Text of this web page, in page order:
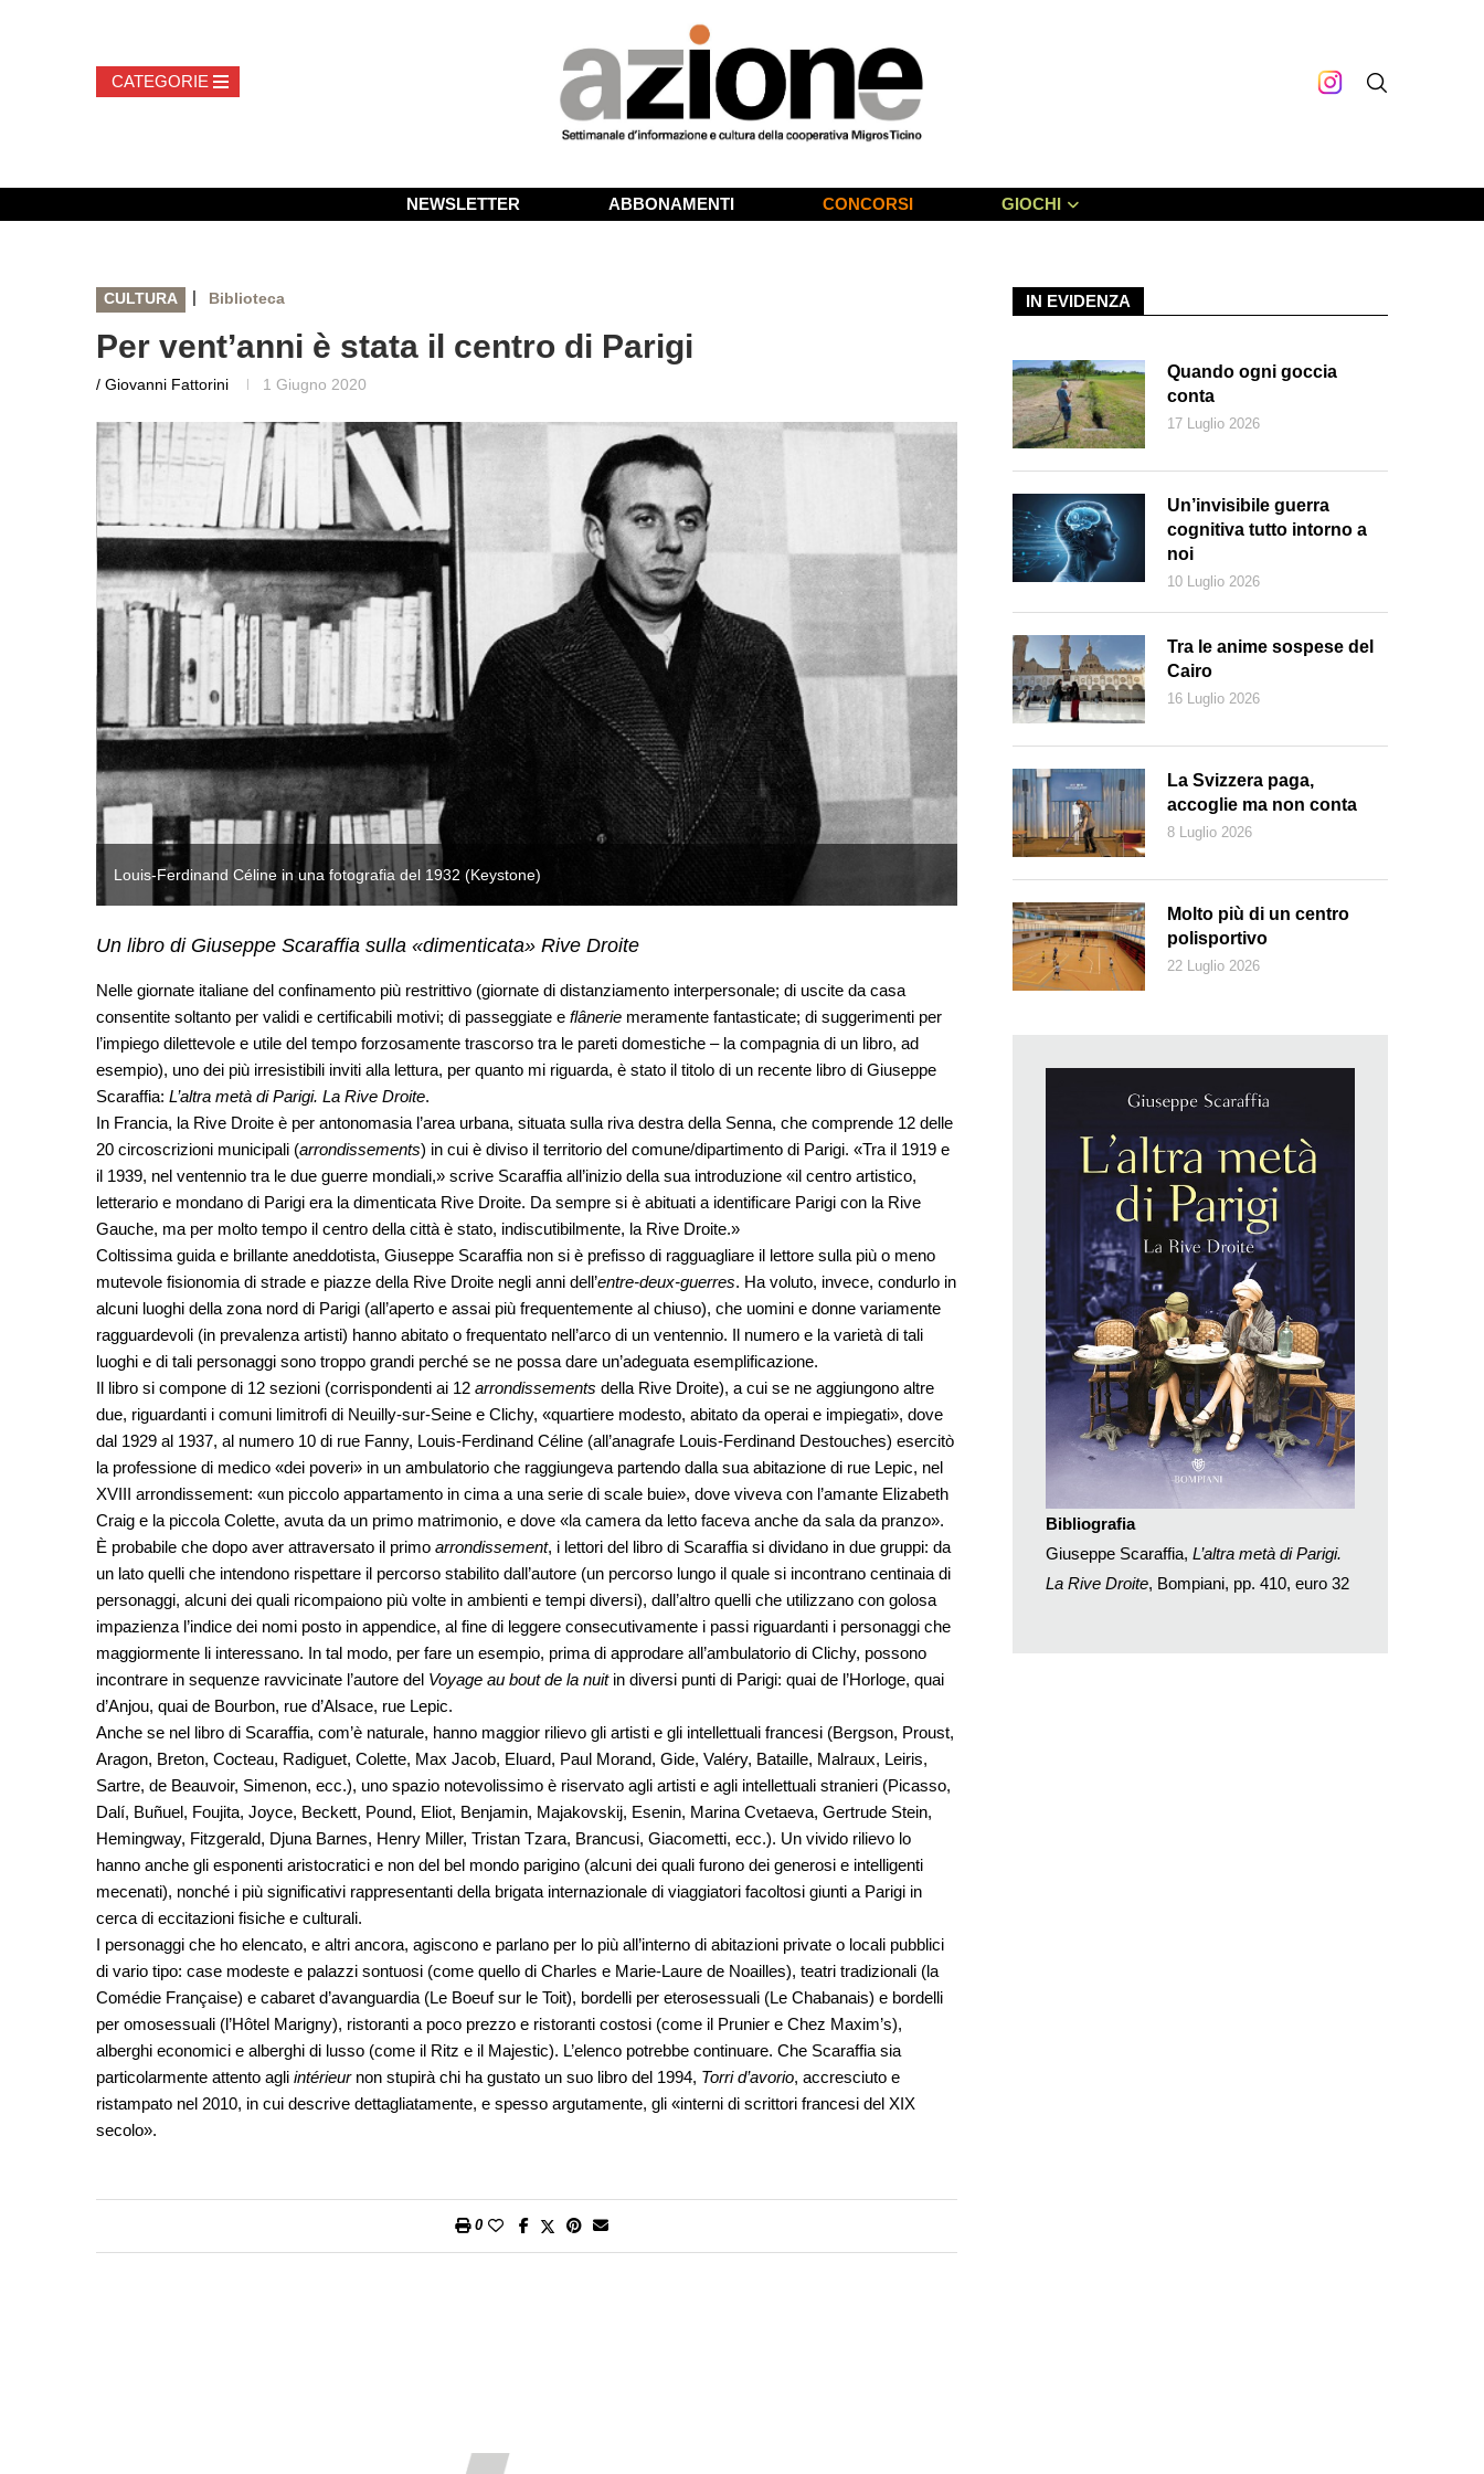
NEWSLETTER ABBONAMENTI CONCORSI GIOCHI
CULTURA | Biblioteca
Per vent’anni è stata il centro di Parigi
/ Giovanni Fattorini 1 Giugno 2020
Louis-Ferdinand Céline in una fotografia del 1932 (Keystone) Louis-Ferdinand Céline in una fotografia del 1932 (Keystone)
Un libro di Giuseppe Scaraffia sulla «dimenticata» Rive Droite
Nelle giornate italiane del confinamento più restrittivo (giornate di distanziamento interpersonale; di uscite da casa
consentite soltanto per validi e certificabili motivi; di passeggiate e flânerie meramente fantasticate; di suggerimenti per
l’impiego dilettevole e utile del tempo forzosamente trascorso tra le pareti domestiche – la compagnia di un libro, ad
esempio), uno dei più irresistibili inviti alla lettura, per quanto mi riguarda, è stato il titolo di un recente libro di Giuseppe
Scaraffia: L’altra metà di Parigi. La Rive Droite.
In Francia, la Rive Droite è per antonomasia l’area urbana, situata sulla riva destra della Senna, che comprende 12 delle
20 circoscrizioni municipali (arrondissements) in cui è diviso il territorio del comune/dipartimento di Parigi. «Tra il 1919 e
il 1939, nel ventennio tra le due guerre mondiali,» scrive Scaraffia all’inizio della sua introduzione «il centro artistico,
letterario e mondano di Parigi era la dimenticata Rive Droite. Da sempre si è abituati a identificare Parigi con la Rive
Gauche, ma per molto tempo il centro della città è stato, indiscutibilmente, la Rive Droite.»
Coltissima guida e brillante aneddotista, Giuseppe Scaraffia non si è prefisso di ragguagliare il lettore sulla più o meno
mutevole fisionomia di strade e piazze della Rive Droite negli anni dell’entre-deux-guerres. Ha voluto, invece, condurlo in
alcuni luoghi della zona nord di Parigi (all’aperto e assai più frequentemente al chiuso), che uomini e donne variamente
ragguardevoli (in prevalenza artisti) hanno abitato o frequentato nell’arco di un ventennio. Il numero e la varietà di tali
luoghi e di tali personaggi sono troppo grandi perché se ne possa dare un’adeguata esemplificazione.
Il libro si compone di 12 sezioni (corrispondenti ai 12 arrondissements della Rive Droite), a cui se ne aggiungono altre
due, riguardanti i comuni limitrofi di Neuilly-sur-Seine e Clichy, «quartiere modesto, abitato da operai e impiegati», dove
dal 1929 al 1937, al numero 10 di rue Fanny, Louis-Ferdinand Céline (all’anagrafe Louis-Ferdinand Destouches) esercitò
la professione di medico «dei poveri» in un ambulatorio che raggiungeva partendo dalla sua abitazione di rue Lepic, nel
XVIII arrondissement: «un piccolo appartamento in cima a una serie di scale buie», dove viveva con l’amante Elizabeth
Craig e la piccola Colette, avuta da un primo matrimonio, e dove «la camera da letto faceva anche da sala da pranzo».
È probabile che dopo aver attraversato il primo arrondissement, i lettori del libro di Scaraffia si dividano in due gruppi: da
un lato quelli che intendono rispettare il percorso stabilito dall’autore (un percorso lungo il quale si incontrano centinaia di
personaggi, alcuni dei quali ricompaiono più volte in ambienti e tempi diversi), dall’altro quelli che utilizzano con golosa
impazienza l’indice dei nomi posto in appendice, al fine di leggere consecutivamente i passi riguardanti i personaggi che
maggiormente li interessano. In tal modo, per fare un esempio, prima di approdare all’ambulatorio di Clichy, possono
incontrare in sequenze ravvicinate l’autore del Voyage au bout de la nuitin diversi punti di Parigi: quai de l’Horloge, quai
d’Anjou, quai de Bourbon, rue d’Alsace, rue Lepic.
Anche se nel libro di Scaraffia, com’è naturale, hanno maggior rilievo gli artisti e gli intellettuali francesi (Bergson, Proust,
Aragon, Breton, Cocteau, Radiguet, Colette, Max Jacob, Eluard, Paul Morand, Gide, Valéry, Bataille, Malraux, Leiris,
Sartre, de Beauvoir, Simenon, ecc.), uno spazio notevolissimo è riservato agli artisti e agli intellettuali stranieri (Picasso,
Dalí, Buñuel, Foujita, Joyce, Beckett, Pound, Eliot, Benjamin, Majakovskij, Esenin, Marina Cvetaeva, Gertrude Stein,
Hemingway, Fitzgerald, Djuna Barnes, Henry Miller, Tristan Tzara, Brancusi, Giacometti, ecc.). Un vivido rilievo lo
hanno anche gli esponenti aristocratici e non del bel mondo parigino (alcuni dei quali furono dei generosi e intelligenti
mecenati), nonché i più significativi rappresentanti della brigata internazionale di viaggiatori facoltosi giunti a Parigi in
cerca di eccitazioni fisiche e culturali.
I personaggi che ho elencato, e altri ancora, agiscono e parlano per lo più all’interno di abitazioni private o locali pubblici
di vario tipo: case modeste e palazzi sontuosi (come quello di Charles e Marie-Laure de Noailles), teatri tradizionali (la
Comédie Française) e cabaret d’avanguardia (Le Boeuf sur le Toit), bordelli per eterosessuali (Le Chabanais) e bordelli
per omosessuali (l’Hôtel Marigny), ristoranti a poco prezzo e ristoranti costosi (come il Prunier e Chez Maxim’s),
alberghi economici e alberghi di lusso (come il Ritz e il Majestic). L’elenco potrebbe continuare. Che Scaraffia sia
particolarmente attento agli intérieurnon stupirà chi ha gustato un suo libro del 1994, Torri d’avorio, accresciuto e
ristampato nel 2010, in cui descrive dettagliatamente, e spesso argutamente, gli «interni di scrittori francesi del XIX
secolo».
0
IN EVIDENZA
Quando ogni goccia
conta
17 Luglio 2026
Un’invisibile guerra
cognitiva tutto intorno a
noi
10 Luglio 2026
Tra le anime sospese del
Cairo
16 Luglio 2026
La Svizzera paga,
accoglie ma non conta
8 Luglio 2026
Molto più di un centro
polisportivo
22 Luglio 2026
Bibliografia
Giuseppe Scaraffia, L’altra metà di Parigi.
La Rive Droite, Bompiani, pp. 410, euro 32